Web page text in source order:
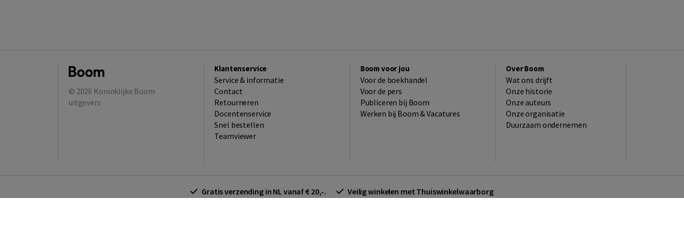
© 2026 Koninklijke Boom
uitgevers
Klantenservice
Service & informatie
Contact
Retourneren
Docentenservice
Snel bestellen
Teamviewer
Boom voor jou
Voor de boekhandel
Voor de pers
Publiceren bij Boom
Werken bij Boom & Vacatures
Over Boom
Wat ons drijft
Onze historie
Onze auteurs
Onze organisatie
Duurzaam ondernemen
Gratis verzending in NL vanaf € 20,-. Veilig winkelen met Thuiswinkelwaarborg